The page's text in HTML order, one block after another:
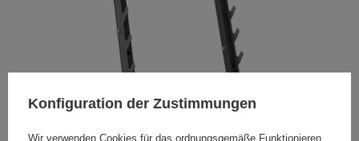
Konfiguration der Zustimmungen
Wir verwenden Cookies für das ordnungsgemäße Funktionieren